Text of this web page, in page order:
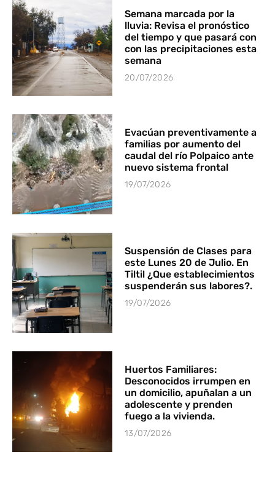
Semana marcada por la
lluvia: Revisa el pronóstico
del tiempo y que pasará con
con las precipitaciones esta
semana
20/07/2026
Evacúan preventivamente a
familias por aumento del
caudal del río Polpaico ante
nuevo sistema frontal
19/07/2026
Suspensión de Clases para
este Lunes 20 de Julio. En
Tiltil ¿Que establecimientos
suspenderán sus labores?.
19/07/2026
Huertos Familiares:
Desconocidos irrumpen en
un domicilio, apuñalan a un
adolescente y prenden
fuego a la vivienda.
13/07/2026